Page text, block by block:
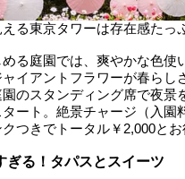
る東京タワーは存在感たっ
る庭園では、爽やかな色使
イアントフラワーが春らし
のスタンディング席で夜景
ート。絶景チャージ（入園
つきでトータル￥2,000とお
ぎる！タパスとスイーツ